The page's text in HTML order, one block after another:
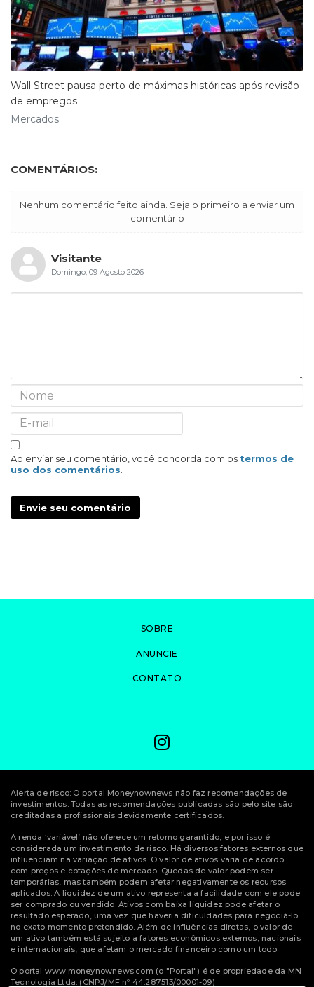
Wall Street pausa perto de máximas históricas após revisão
de empregos
Mercados
COMENTÁRIOS:
Nenhum comentário feito ainda. Seja o primeiro a enviar um
comentário
Visitante
Domingo, 09 Agosto 2026
Ao enviar seu comentário, você concorda com os termos de
uso dos comentários.
Envie seu comentário
SOBRE
ANUNCIE
CONTATO
Alerta de risco: O portal Moneynownews não faz recomendações de
investimentos. Todas as recomendações publicadas são pelo site são
creditadas a profissionais devidamente certificados.
A renda ‘variável’ não oferece um retorno garantido, e por isso é
considerada um investimento de risco. Há diversos fatores externos que
influenciam na variação de ativos. O valor de ativos varia de acordo
com preços e cotações de mercado. Quedas de valor podem ser
temporárias, mas também podem afetar negativamente os recursos
aplicados. A liquidez de um ativo representa a facilidade com ele pode
ser comprado ou vendido. Ativos com baixa liquidez pode afetar o
resultado esperado, uma vez que haveria dificuldades para negociá-lo
no exato momento pretendido. Além de influências diretas, o valor de
um ativo também está sujeito a fatores econômicos externos, nacionais
e internacionais, que afetam o mercado financeiro como um todo.
O portal www.moneynownews.com (o "Portal") é de propriedade da MN
Tecnologia Ltda. (CNPJ/MF nº 44.287.513/00001-09)